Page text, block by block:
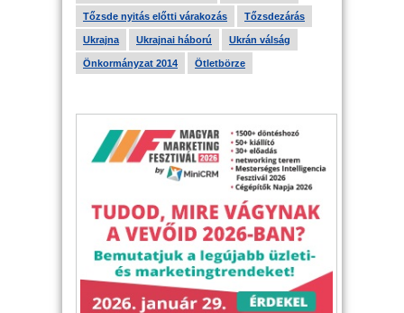
Tőzsde nyitás előtti várakozás Tőzsdezárás
Ukrajna Ukrajnai háború Ukrán válság
Önkormányzat 2014 Ötletbörze